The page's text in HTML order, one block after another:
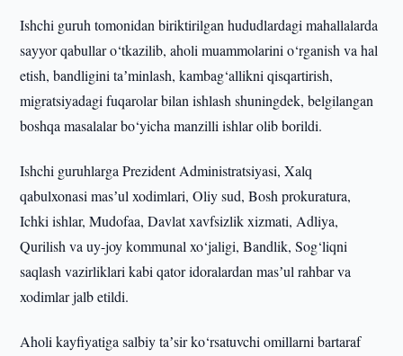
Ishchi guruh tomonidan biriktirilgan hududlardagi mahallalarda
sayyor qabullar o‘tkazilib, aholi muammolarini o‘rganish va hal
etish, bandligini taʼminlash, kambag‘allikni qisqartirish,
migratsiyadagi fuqarolar bilan ishlash shuningdek, belgilangan
boshqa masalalar bo‘yicha manzilli ishlar olib borildi.
Ishchi guruhlarga Prezident Administratsiyasi, Xalq
qabulxonasi masʼul xodimlari, Oliy sud, Bosh prokuratura,
Ichki ishlar, Mudofaa, Davlat xavfsizlik xizmati, Adliya,
Qurilish va uy-joy kommunal xo‘jaligi, Bandlik, Sog‘liqni
saqlash vazirliklari kabi qator idoralardan masʼul rahbar va
xodimlar jalb etildi.
Aholi kayfiyatiga salbiy taʼsir ko‘rsatuvchi omillarni bartaraf